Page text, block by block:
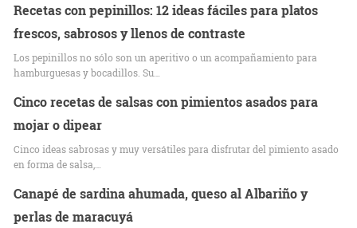
Recetas con pepinillos: 12 ideas fáciles para platos
frescos, sabrosos y llenos de contraste
Los pepinillos no sólo son un aperitivo o un acompañamiento para
hamburguesas y bocadillos. Su…
Cinco recetas de salsas con pimientos asados para
mojar o dipear
Cinco ideas sabrosas y muy versátiles para disfrutar del pimiento asado
en forma de salsa,…
Canapé de sardina ahumada, queso al Albariño y
perlas de maracuyá